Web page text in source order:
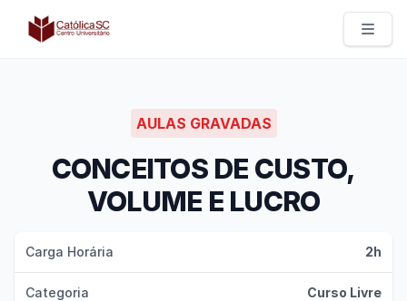
Católica SC | Experts
AULAS GRAVADAS
CONCEITOS DE CUSTO,
VOLUME E LUCRO
Carga Horária 2h
Categoria Curso Livre